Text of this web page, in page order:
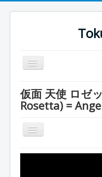
Basculer
la
Accueil
Toku-Actrices
Toku-Critiques
Séries
Films
仮面 天使 ロゼ
Rosetta) =
Basculer
la
Série